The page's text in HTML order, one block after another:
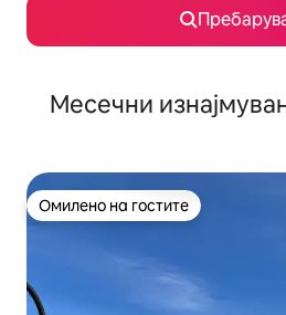
Месечни
Омилено на гостите
Омилено на гостите